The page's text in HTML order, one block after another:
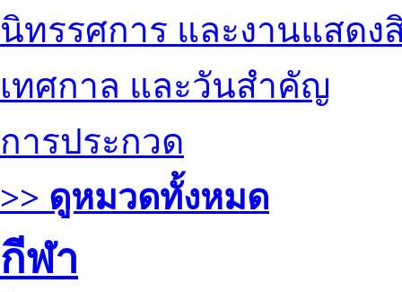
นิทรรศการ และงานแสดง
เทศกาล และวันสำคัญ
การประกวด
>> ดูหมวดทั้งหมด
กีฬา